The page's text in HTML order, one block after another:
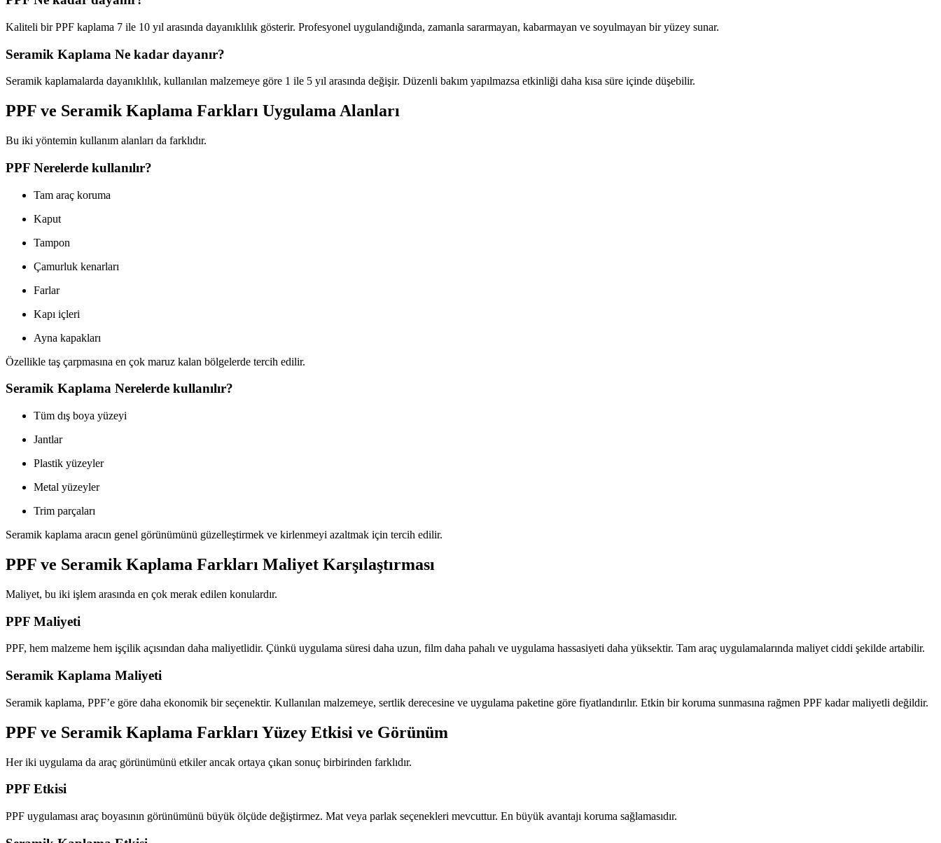
Kaliteli bir PPF kaplama 7 ile 10 yıl arasında dayanıklılık gösterir. Profesyonel uygulandığında, zamanla sararmayan, kabarmayan ve soyulmayan bir yüzey sunar.
Seramik Kaplama Ne kadar dayanır?
Seramik kaplamalarda dayanıklılık, kullanılan malzemeye göre 1 ile 5 yıl arasında değişir. Düzenli bakım yapılmazsa etkinliği daha kısa süre içinde düşebilir.
PPF ve Seramik Kaplama Farkları Uygulama Alanları
Bu iki yöntemin kullanım alanları da farklıdır.
PPF Nerelerde kullanılır?
Tam araç koruma
Kaput
Tampon
Çamurluk kenarları
Farlar
Kapı içleri
Ayna kapakları
Özellikle taş çarpmasına en çok maruz kalan bölgelerde tercih edilir.
Seramik Kaplama Nerelerde kullanılır?
Tüm dış boya yüzeyi
Jantlar
Plastik yüzeyler
Metal yüzeyler
Trim parçaları
Seramik kaplama aracın genel görünümünü güzelleştirmek ve kirlenmeyi azaltmak için tercih edilir.
PPF ve Seramik Kaplama Farkları Maliyet Karşılaştırması
Maliyet, bu iki işlem arasında en çok merak edilen konulardır.
PPF Maliyeti
PPF, hem malzeme hem işçilik açısından daha maliyetlidir. Çünkü uygulama süresi daha uzun, film daha pahalı ve uygulama hassasiyeti daha yüksektir. Tam araç uygulamalarında maliyet ciddi şekilde artabilir.
Seramik Kaplama Maliyeti
Seramik kaplama, PPF’e göre daha ekonomik bir seçenektir. Kullanılan malzemeye, sertlik derecesine ve uygulama paketine göre fiyatlandırılır. Etkin bir koruma sunmasına rağmen PPF kadar maliyetli değildir.
PPF ve Seramik Kaplama Farkları Yüzey Etkisi ve Görünüm
Her iki uygulama da araç görünümünü etkiler ancak ortaya çıkan sonuç birbirinden farklıdır.
PPF Etkisi
PPF uygulaması araç boyasının görünümünü büyük ölçüde değiştirmez. Mat veya parlak seçenekleri mevcuttur. En büyük avantajı koruma sağlamasıdır.